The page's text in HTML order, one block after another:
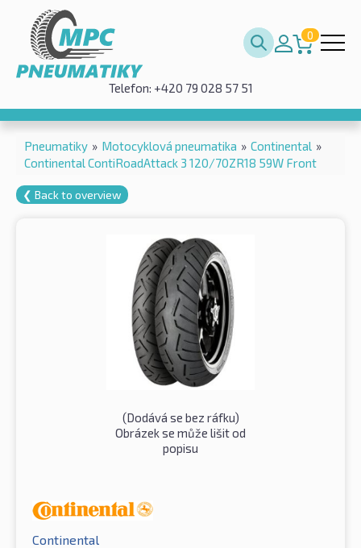
0
Telefon: +420 79 028 57 51
Pneumatiky » Motocyklová pneumatika » Continental »
Continental ContiRoadAttack 3 120/70ZR18 59W Front
❮ Back to overview
(Dodává se bez ráfku)
Obrázek se může lišit od
popisu
Continental